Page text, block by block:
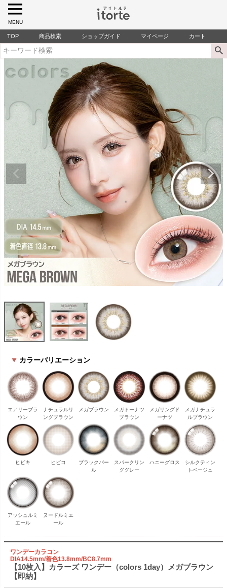
MENU
TOP 商品検索 ショップガイド マイページ カート
カラーバリエーション
エアリーブラ
ウン
ナチュラルリ
ングブラウン
メガブラウン
メガドーナツ
ブラウン
メガリングド
ーナツ
メガナチュラ
ルブラウン
ヒビキ ヒビコ
ブラックパー
ル
スパークリン
ググレー
ハニーグロス
シルクティン
トベージュ
アッシュルミ
エール
ヌードルミエ
ール
ワンデーカラコン
DIA14.5mm/着色13.8mm/BC8.7mm
【10枚入】カラーズ ワンデー（colors 1day）メガブラウン
【即納】